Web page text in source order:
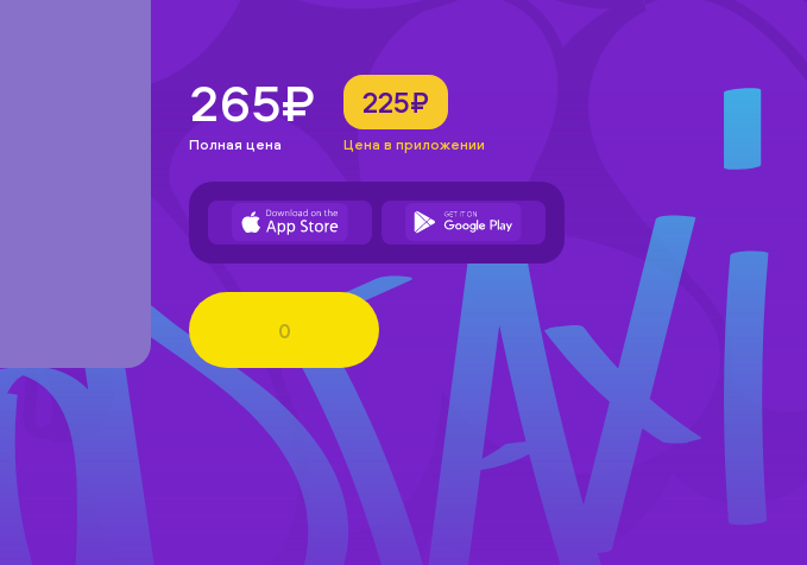
265₽
Полная цена
225₽
Цена в приложении
0